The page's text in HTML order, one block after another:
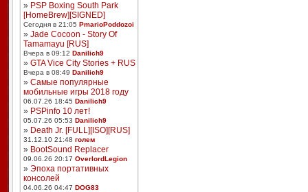
» PSP Boxing South Park
[HomeBrew][SIGNED]
Сегодня в 21:05 PmarioPoddozoi
» Jade Cocoon - Story Of
Tamamayu [RUS]
Вчера в 09:12 Danilich9
» GTA Vice City Stories + RUS
Вчера в 08:49 Danilich9
» Самые популярные
мобильные игры 2018 году
06.07.26 18:45 Danilich9
» PSPinfo 10 лет!
05.07.26 05:53 Danilich9
» Death Jr. [FULL][ISO][RUS]
31.12.10 21:48 голем
» BootSound Replacer
09.06.26 20:17 OverlordLegion
» Эпоха портативных
консолей
04.06.26 04:47 DOG83